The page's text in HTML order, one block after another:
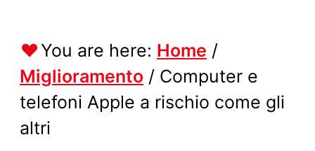
You are here: Home /
Miglioramento / Computer e
telefoni Apple a rischio come gli
altri